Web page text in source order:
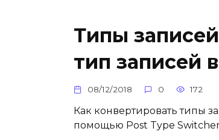
Типы
тип записей
08/12/2018 0 172
Как конвертировать типы
помощью Post Type